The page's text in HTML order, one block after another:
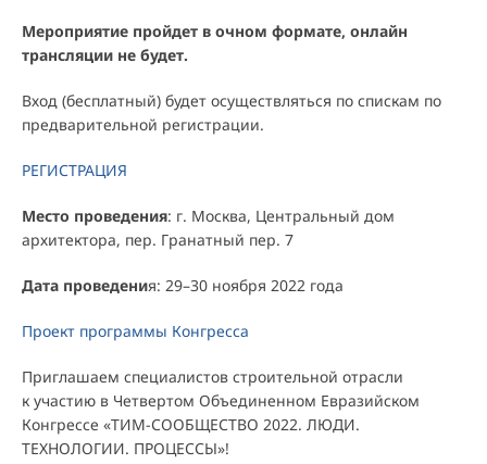
Мероприятие пройдет в очном формате, онлайн
трансляции не будет.
Вход (бесплатный) будет осуществляться по спискам по
предварительной регистрации.
РЕГИСТРАЦИЯ
Место проведения: г. Москва, Центральный дом
архитектора, пер. Гранатный пер. 7
Дата проведения: 29–30 ноября 2022 года
Проект программы Конгресса
Приглашаем специалистов строительной отрасли
к участию в Четвертом Объединенном Евразийском
Конгрессе «ТИМ-СООБЩЕСТВО 2022. ЛЮДИ.
ТЕХНОЛОГИИ. ПРОЦЕССЫ»!